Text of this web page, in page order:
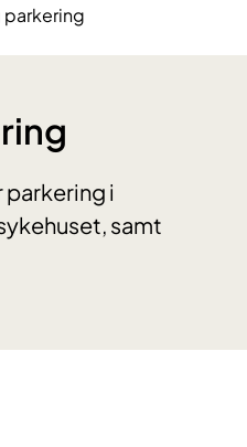
parkering
parkering i
samt